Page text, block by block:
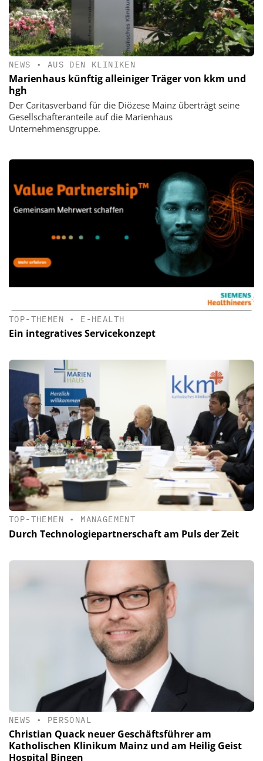
NEWS • AUS DEN KLINIKEN
Marienhaus künftig alleiniger Träger von kkm und
hgh
Der Caritasverband für die Diözese Mainz überträgt seine
Gesellschafteranteile auf die Marienhaus
Unternehmensgruppe.
TOP-THEMEN • E-HEALTH
Ein integratives Servicekonzept
TOP-THEMEN • MANAGEMENT
Durch Technologiepartnerschaft am Puls der Zeit
NEWS • PERSONAL
Christian Quack neuer Geschäftsführer am
Katholischen Klinikum Mainz und am Heilig Geist
Hospital Bingen